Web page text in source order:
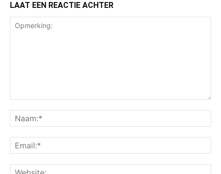
LAAT EEN REACTIE ACHTER